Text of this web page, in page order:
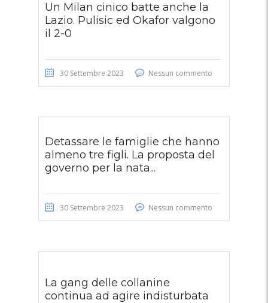
Un Milan cinico batte anche la
Lazio. Pulisic ed Okafor valgono
il 2-0
30 Settembre 2023 Nessun commento
Detassare le famiglie che hanno
almeno tre figli. La proposta del
governo per la nata...
30 Settembre 2023 Nessun commento
La gang delle collanine
continua ad agire indisturbata